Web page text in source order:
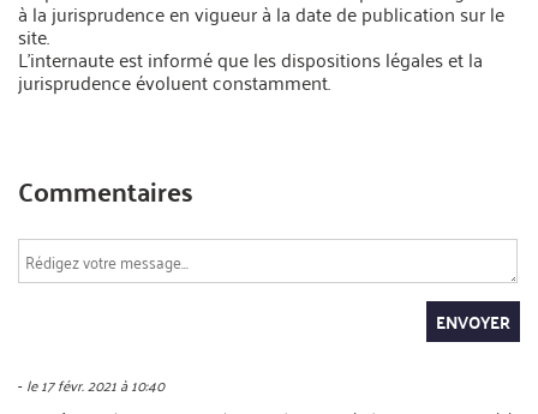
à la jurisprudence en vigueur à la date de publication sur le
site.
L’internaute est informé que les dispositions légales et la
jurisprudence évoluent constamment.
Commentaires
ENVOYER
-le 17 févr. 2021 à 10:40